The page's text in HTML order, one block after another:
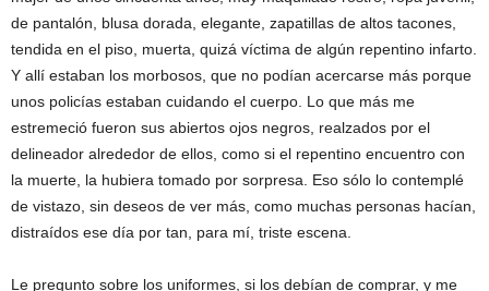
de pantalón, blusa dorada, elegante, zapatillas de altos tacones,
tendida en el piso, muerta, quizá víctima de algún repentino infarto.
Y allí estaban los morbosos, que no podían acercarse más porque
unos policías estaban cuidando el cuerpo. Lo que más me
estremeció fueron sus abiertos ojos negros, realzados por el
delineador alrededor de ellos, como si el repentino encuentro con
la muerte, la hubiera tomado por sorpresa. Eso sólo lo contemplé
de vistazo, sin deseos de ver más, como muchas personas hacían,
distraídos ese día por tan, para mí, triste escena.
Le pregunto sobre los uniformes, si los debían de comprar, y me